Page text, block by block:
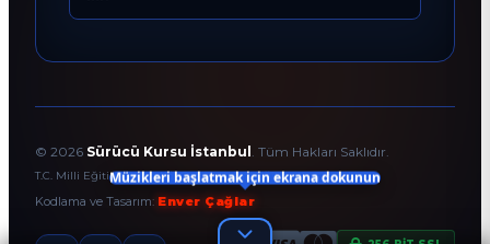
© 2026 Sürücü Kursu İstanbul . Tüm Hakları Saklıdır.
T.C. Milli Eğitim Bakanlığı Onaylı Resmi Eğitim Kurumudur.
Kodlama ve Tasarım: Enver Çağlar
Müzikleri başlatmak için ekrana dokunun